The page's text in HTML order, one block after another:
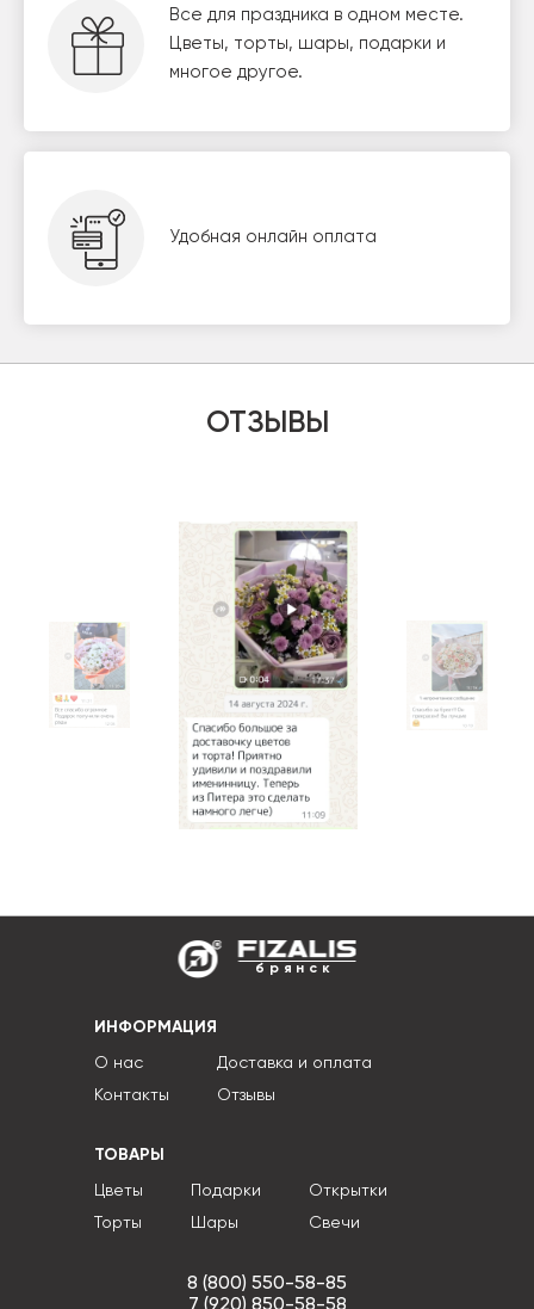
Все для праздника в одном месте.
Цветы, торты, шары, подарки и
многое другое.
Удобная онлайн оплата
ОТЗЫВЫ
брянск
ИНФОРМАЦИЯ
О нас
Контакты
Доставка и оплата
Отзывы
ТОВАРЫ
Цветы
Торты
Подарки
Шары
Открытки
Свечи
8 (800) 550-58-85